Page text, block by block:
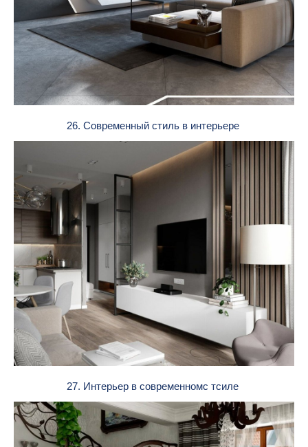
26. Современный стиль в интерьере
27. Интерьер в современномс тсиле